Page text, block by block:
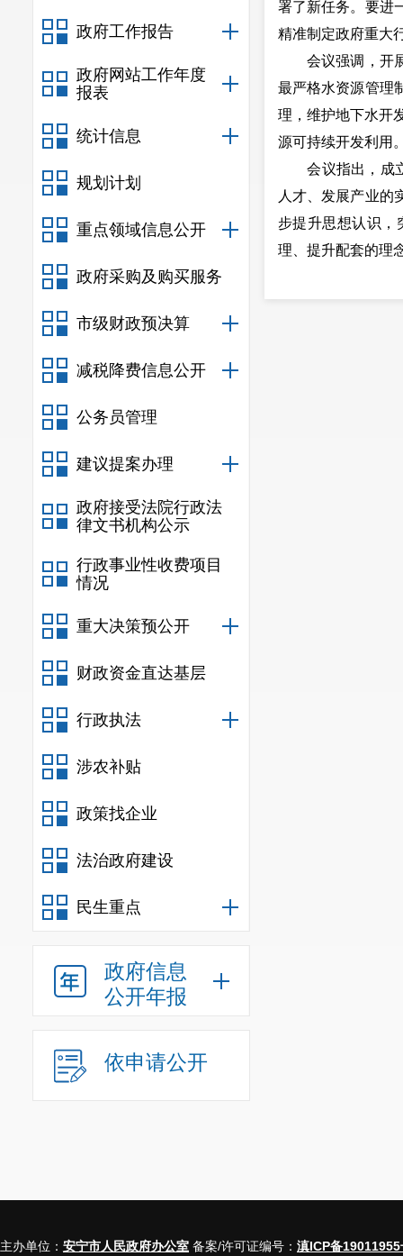
政府工作报告
政府网站工作年度
报表
统计信息
规划计划
重点领域信息公开
政府采购及购买服务
市级财政预决算
减税降费信息公开
公务员管理
建议提案办理
政府接受法院行政法
律文书机构公示
行政事业性收费项目
情况
重大决策预公开
财政资金直达基层
行政执法
涉农补贴
政策找企业
法治政府建设
民生重点
政府信息
公开年报
依申请公开
署了新任务。要进
精准制定政府重大
会议强调，开展
最严格水资源管理
理，维护地下水开
源可持续开发利用
会议指出，成立
人才、发展产业的
步提升思想认识，
理、提升配套的理
主办单位： 安宁市人民政府办公室 备案/许可证编号： 滇ICP备